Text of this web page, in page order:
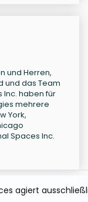
und Herren,
und das Team
Inc. haben für
mehrere
York,
Spaces Inc.
agiert